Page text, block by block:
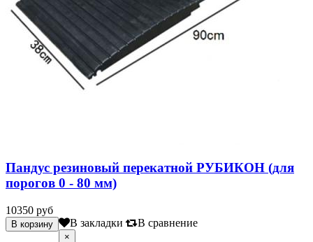
Пандус резиновый перекатной РУБИКОН (для
порогов 0 - 80 мм)
10350 руб
В закладки В сравнение
×